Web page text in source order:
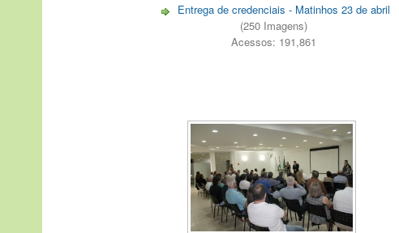
Entrega de credenciais - Matinhos 23 de abril
(250 Imagens)
Acessos: 191,861